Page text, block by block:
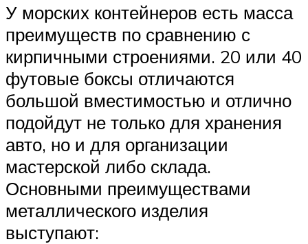
У морских контейнеров есть масса
преимуществ по сравнению с
кирпичными строениями. 20 или 40
футовые боксы отличаются
большой вместимостью и отлично
подойдут не только для хранения
авто, но и для организации
мастерской либо склада.
Основными преимуществами
металлического изделия
выступают: